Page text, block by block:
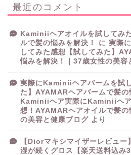
最近のコメント
Kaminiiヘアオイルを試してみ
ルで髪の悩みを解決！
に 実際
してみた感想【試してみた】
悩みを解決！｜37歳女性の美容
実際にKaminiiヘアバームを試
た】AYAMARヘアバームで髪の
Kaminiiヘア実際にKaminiiヘ
想！AYAMARヘアオイルで髪
の美容と健康ブログ より
【Diorマキシマイザーレビュ
湿が続くグロス【楽天送料込み